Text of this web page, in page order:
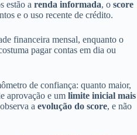
estão a renda informada, o score
e o uso recente de crédito.
financeira mensal, enquanto o
pagar contas em dia ou
de confiança: quanto maior,
aprovação e um limite inicial mais
a evolução do score, e não